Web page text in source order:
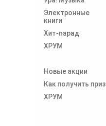
Электронные
книги
Хит-парад
ХРУМ
Новые акции
Как получить приз
ХРУМ